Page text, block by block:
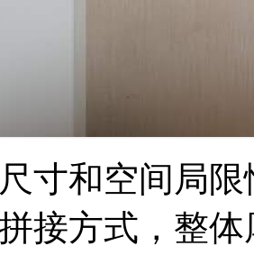
寸和空间局
接方式，整